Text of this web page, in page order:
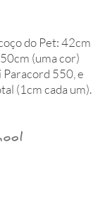
do Pet: 42cm
(uma cor)
550, e
(1cm cada um).